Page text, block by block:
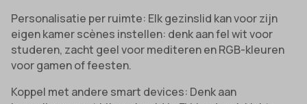
Personalisatie per ruimte: Elk gezinslid kan voor zijn
eigen kamer scènes instellen: denk aan fel wit voor
studeren, zacht geel voor mediteren en RGB-kleuren
voor gamen of feesten.
Koppel met andere smart devices: Denk aan